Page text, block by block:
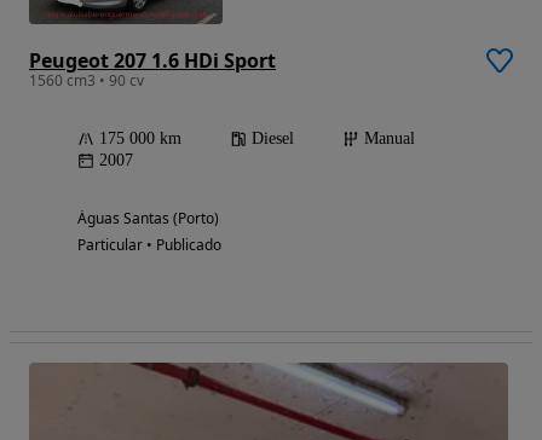
Peugeot 207 1.6 HDi Sport
1560 cm3 • 90 cv
175 000 km Diesel
Manual
2007
Águas Santas (Porto)
Particular • Publicado